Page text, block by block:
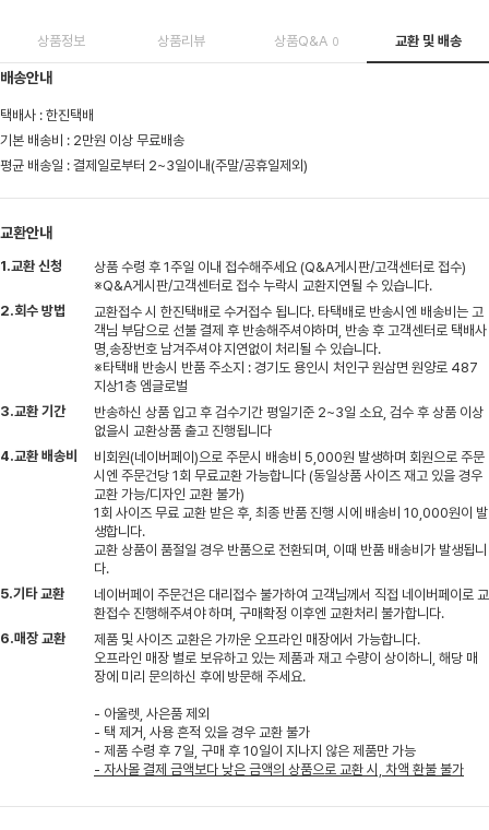
상품정보 상품리뷰 상품Q&A 0 교환 및 배송
배송안내
택배사 : 한진택배
기본 배송비 : 2만원 이상 무료배송
평균 배송일 : 결제일로부터 2~3일이내(주말/공휴일제외)
교환안내
1.교환 신청
상품 수령 후 1주일 이내 접수해주세요 (Q&A게시판/고객센터로 접수)
※Q&A게시판/고객센터로 접수 누락시 교환지연될 수 있습니다.
2.회수 방법
교환접수 시 한진택배로 수거접수 됩니다. 타택배로 반송시엔 배송비는 고
객님 부담으로 선불 결제 후 반송해주셔야하며, 반송 후 고객센터로 택배사
명,송장번호 남겨주셔야 지연없이 처리될 수 있습니다.
※타택배 반송시 반품 주소지 : 경기도 용인시 처인구 원삼면 원양로 487
지상1층 엠글로벌
3.교환 기간
반송하신 상품 입고 후 검수기간 평일기준 2~3일 소요, 검수 후 상품 이상
없을시 교환상품 출고 진행됩니다
4.교환 배송비
비회원(네이버페이)으로 주문시 배송비 5,000원 발생하며 회원으로 주문
시엔 주문건당 1회 무료교환 가능합니다 (동일상품 사이즈 재고 있을 경우
교환 가능/디자인 교환 불가)
1회 사이즈 무료 교환 받은 후, 최종 반품 진행 시에 배송비 10,000원이 발
생합니다.
교환 상품이 품절일 경우 반품으로 전환되며, 이때 반품 배송비가 발생됩니
다.
5.기타 교환
네이버페이 주문건은 대리접수 불가하여 고객님께서 직접 네이버페이로 교
환접수 진행해주셔야 하며, 구매확정 이후엔 교환처리 불가합니다.
6.매장 교환
제품 및 사이즈 교환은 가까운 오프라인 매장에서 가능합니다.
오프라인 매장 별로 보유하고 있는 제품과 재고 수량이 상이하니, 해당 매
장에 미리 문의하신 후에 방문해 주세요.
- 아울렛, 사은품 제외
- 택 제거, 사용 흔적 있을 경우 교환 불가
- 제품 수령 후 7일, 구매 후 10일이 지나지 않은 제품만 가능
- 자사몰 결제 금액보다 낮은 금액의 상품으로 교환 시, 차액 환불 불가